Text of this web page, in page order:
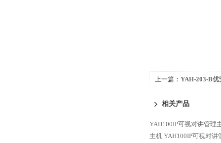
上一篇： YAH-203-B
相关产品
YAH100IP可视对讲管理
主机 YAH100IP可视对讲